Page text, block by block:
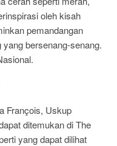
oleh kisah
pemandangan
bersenang-senang.
François, Uskup
ditemukan di The
yang dapat dilihat